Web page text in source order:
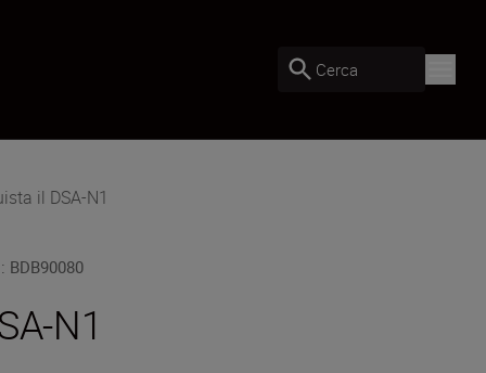
Cerca
il DSA-N1
: BDB90080
N1